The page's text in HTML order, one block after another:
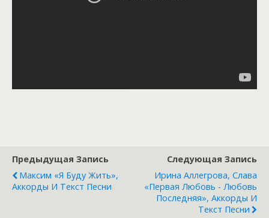
Предыдущая Запись
Максим «Я Буду Жить»,
Аккорды И Текст Песни
Следующая Запись
Ирина Аллегрова, Слава
«Первая Любовь - Любовь
Последняя», Аккорды И
Текст Песни